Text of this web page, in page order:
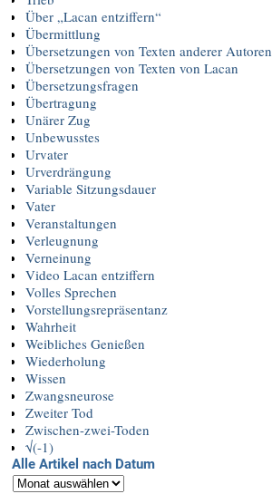
Über „Lacan entziffern“
Übermittlung
Übersetzungen von Texten anderer Autoren
Übersetzungen von Texten von Lacan
Übersetzungsfragen
Übertragung
Unärer Zug
Unbewusstes
Urvater
Urverdrängung
Variable Sitzungsdauer
Vater
Veranstaltungen
Verleugnung
Verneinung
Video Lacan entziffern
Volles Sprechen
Vorstellungsrepräsentanz
Wahrheit
Weibliches Genießen
Wiederholung
Wissen
Zwangsneurose
Zweiter Tod
Zwischen-zwei-Toden
√(-1)
Alle Artikel nach Datum